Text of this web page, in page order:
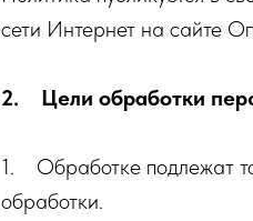
сети Интернет на сайте
2. Цели обработки
1. Обработке подлежат
обработки.